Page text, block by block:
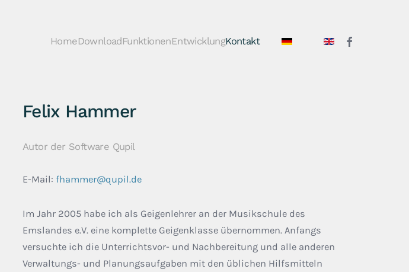
HomeDownloadFunktionenEntwicklungKontakt
Felix Hammer
Autor der Software Qupil
E-Mail: fhammer@qupil.de
Im Jahr 2005 habe ich als Geigenlehrer an der Musikschule des
Emslandes e.V. eine komplette Geigenklasse übernommen. Anfangs
versuchte ich die Unterrichtsvor- und Nachbereitung und alle anderen
Verwaltungs- und Planungsaufgaben mit den üblichen Hilfsmitteln